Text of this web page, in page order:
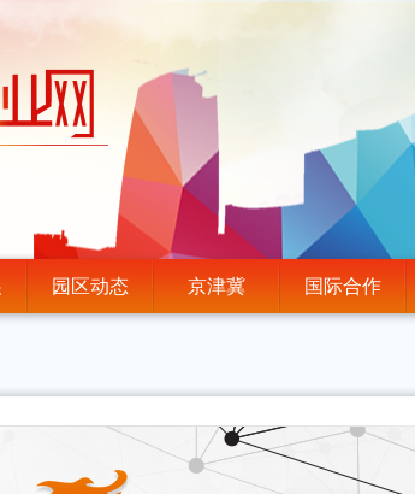
园区动态 京津冀 国际合作
源——
目申报工作的通知